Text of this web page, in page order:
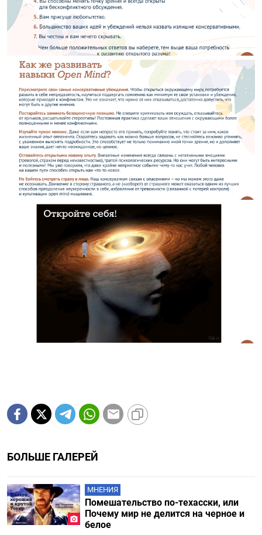
БОЛЬШЕ ГАЛЕРЕЙ
МНЕНИЯ
Помешательство по-техасски, или
Почему мир не делится на черное и
белое